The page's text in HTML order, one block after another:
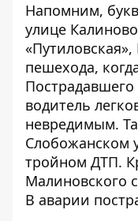
Напомним,
улице
«Путиловская»,
пешехода,
водитель
невредимым.
Слобожанском
тройном ДТП.
Малиновского
В аварии